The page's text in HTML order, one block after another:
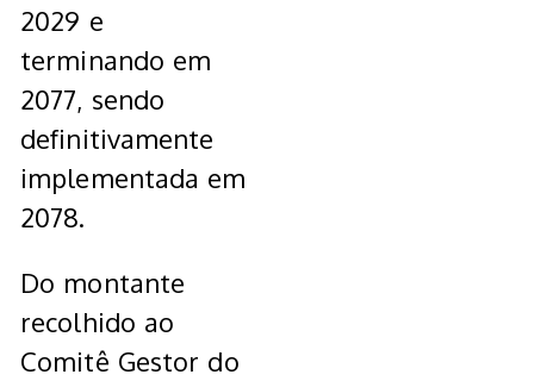
2029 e
terminando em
2077, sendo
definitivamente
implementada em
2078.
Do montante
recolhido ao
Comitê Gestor do